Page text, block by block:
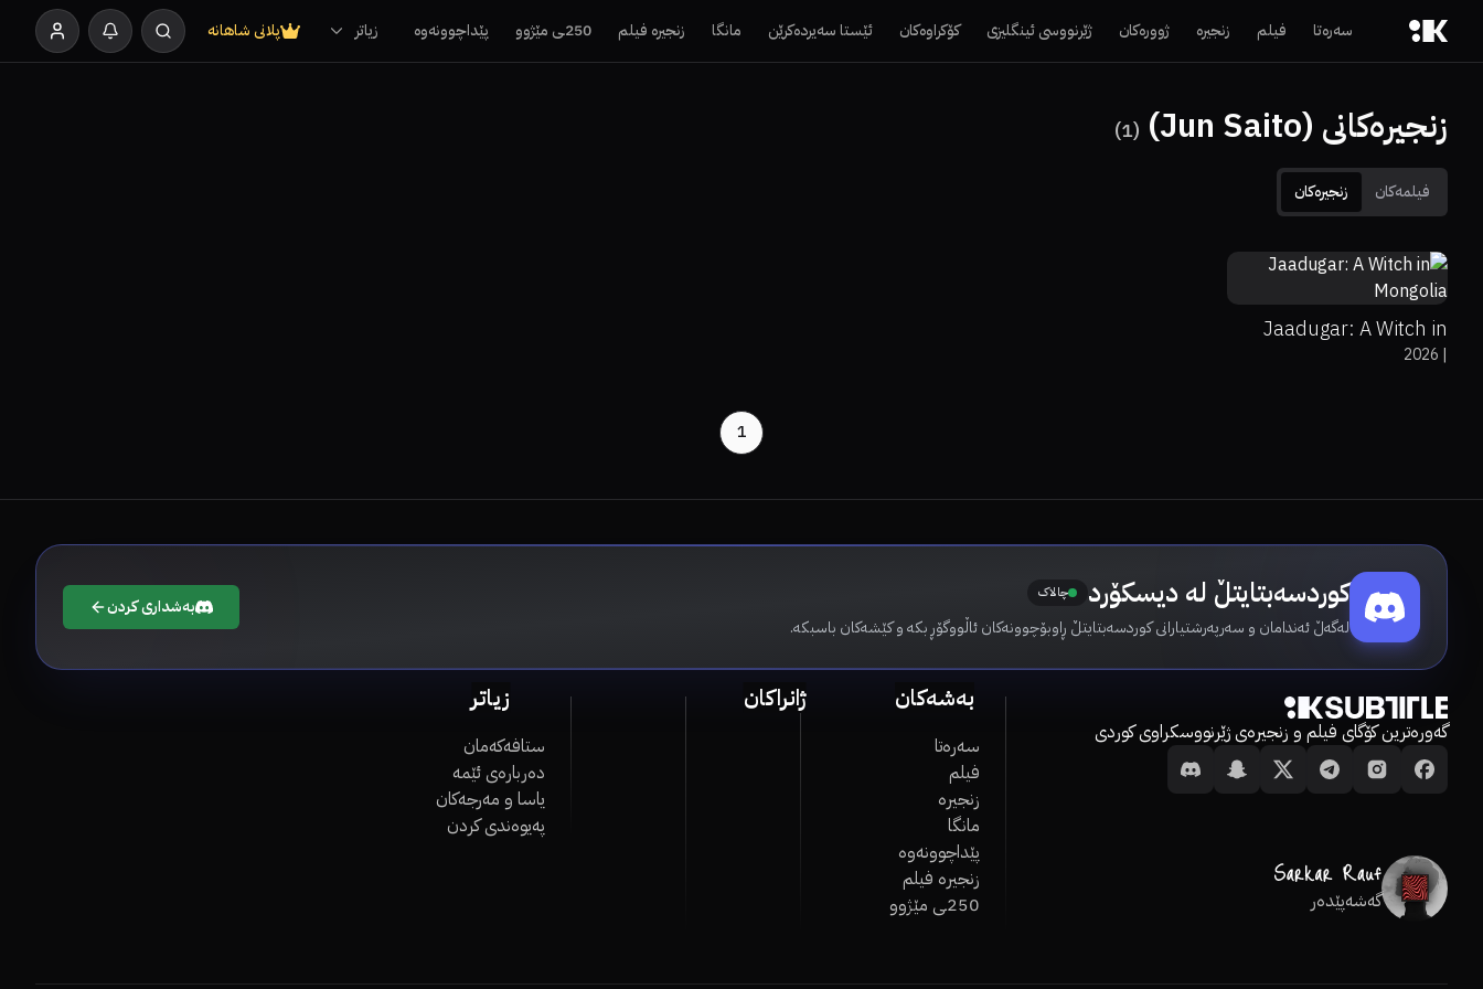
سەرەتا فیلم زنجیرە ژوورەکان ژێرنووسی ئینگلیزی کۆکراوەکان ئێستا سەیردەکرێن مانگا زنجیرە فیلم 250ـی مێژوو پێداچوونەوە زیاتر پلانی شاهانە
زنجیرەکانی (Jun Saito) (
1
)
فیلمەکان زنجیرەکان
8.5
0%
0%
Jaadugar: A Witch in
Mongolia|
2026
1
کوردسەبتایتڵ لە دیسکۆرد چالاک
لەگەڵ ئەندامان و سەرپەرشتیارانی کوردسەبتایتڵ ڕاوبۆچوونەکان ئاڵووگۆڕ بکە و کێشەکان باسبکە.
بەشداری کردن
گەورەترین کۆگای فیلم و زنجیرەی ژێرنووسکراوی کوردی
گەشەپێدەر
بەشەکان
سەرەتا
فیلم
زنجیرە
مانگا
پێداچوونەوە
زنجیرە فیلم
250ـی مێژوو
ژانراکان زیاتر
ستافەکەمان
دەربارەی ئێمە
یاسا و مەرجەکان
پەیوەندی کردن